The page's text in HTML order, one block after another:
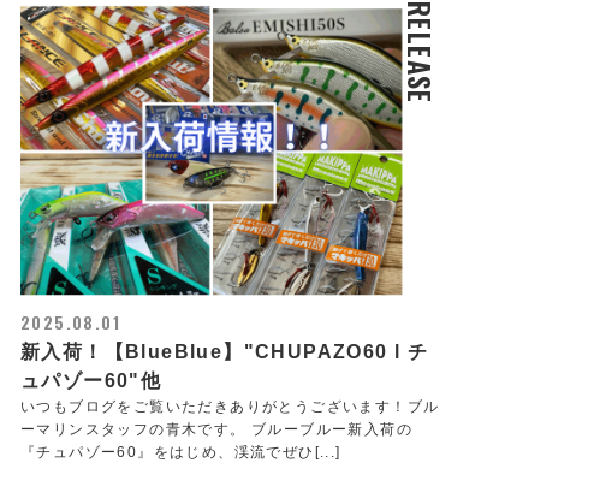
RELEASE
2025.08.01
新入荷！【BlueBlue】"CHUPAZO60 l チ
ュパゾー60"他
いつもブログをご覧いただきありがとうございます！ブル
ーマリンスタッフの青木です。 ブルーブルー新入荷の
『チュパゾー60』をはじめ、渓流でぜひ[...]